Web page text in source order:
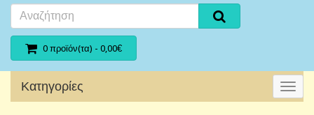
0 προϊόν(τα) - 0,00€
Κατηγορίες